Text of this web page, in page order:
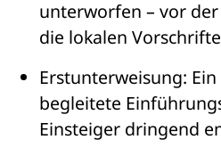
unterworfen – vor
die lokalen
Erstunterweisung:
begleitete Einfü
Einsteiger dringend